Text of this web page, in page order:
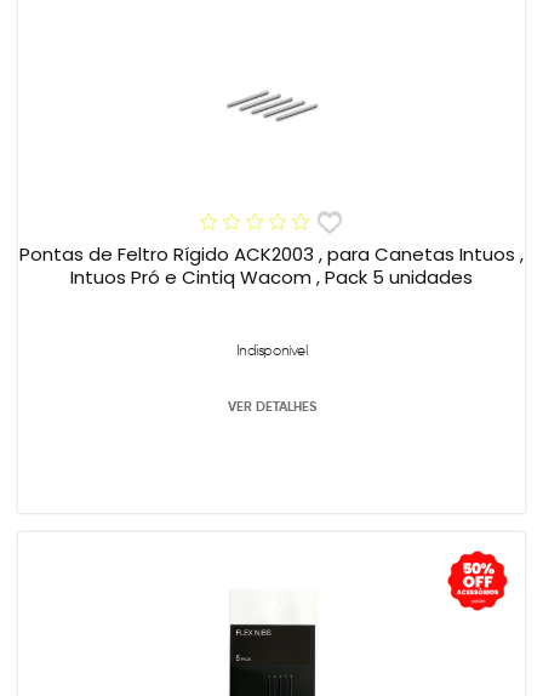
Pontas de Feltro Rígido ACK2003 , para Canetas Intuos ,
Intuos Pró e Cintiq Wacom , Pack 5 unidades
Indisponível
VER DETALHES